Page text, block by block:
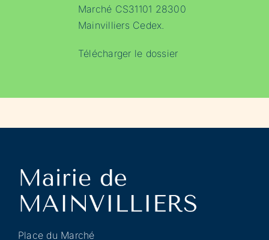
Marché CS31101 28300
Mainvilliers Cedex.
Télécharger le dossier
Place du Marché